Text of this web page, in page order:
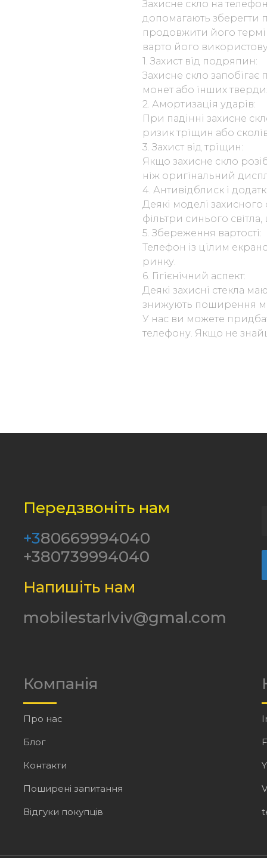
Захисне скло на
допомагають зберегти
продовжити його
варто його
1. Захист від подряпин:
Захисне скло запобігає
монет або інших
2. Амортизація ударів:
При падінні захисне
ризик тріщин або
3. Захист від тріщин:
Якщо захисне скло
ніж оригінальний
4. Антивідблиск і
Деякі моделі
фільтри синього
5. Збереження вартості:
Телефон із цілим
ринку.
6. Гігієнічний аспект:
Деякі захисні стекла
знижують поширення
У нас ви можете
телефону. Якщо не
Передзвоніть нам
+380669994040
+380739994040
Напишіть нам
mobilestarlviv@gmal.com
Компанія
Про нас
Блог
Контакти
Поширені запитання
Відгуки покупців